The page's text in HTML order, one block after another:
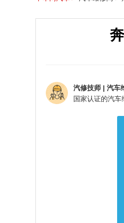
汽修技师 | 汽车